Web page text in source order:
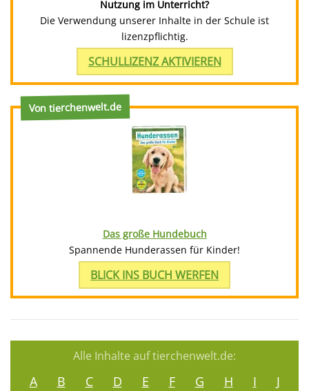
Nutzung im Unterricht?
Die Verwendung unserer Inhalte in der Schule ist
lizenzpflichtig.
SCHULLIZENZ AKTIVIEREN
Von tierchenwelt.de
Das große Hundebuch
Spannende Hunderassen für Kinder!
BLICK INS BUCH WERFEN
Alle Inhalte auf tierchenwelt.de:
A B C D E F G H I
J